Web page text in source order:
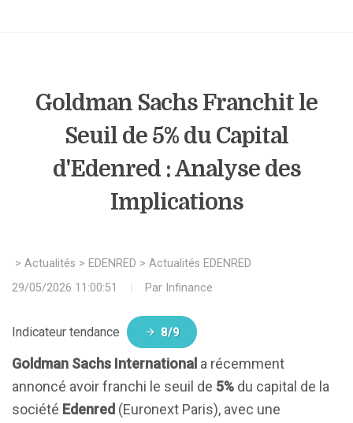
Goldman Sachs Franchit le
Seuil de 5% du Capital
d'Edenred : Analyse des
Implications
> Actualités > EDENRED > Actualités EDENRED
29/05/2026 11:00:51
Par Infinance
Indicateur tendance 8/9
Goldman Sachs International a récemment
annoncé avoir franchi le seuil de 5% du capital de la
société Edenred (Euronext Paris), avec une